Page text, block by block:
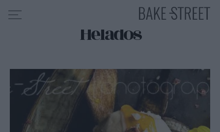
INDICE DE RECETAS
COLABORO CON
SOBRE MÍ
MIS CURSOS
Helados